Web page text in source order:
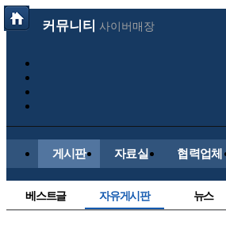
커뮤니티 사이버매장
게시판 자료실 협력업체
베스트글 자유게시판 뉴스